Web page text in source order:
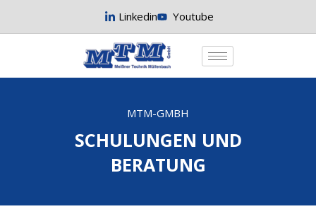
Linkedin Youtube
MTM-GMBH
SCHULUNGEN UND
BERATUNG